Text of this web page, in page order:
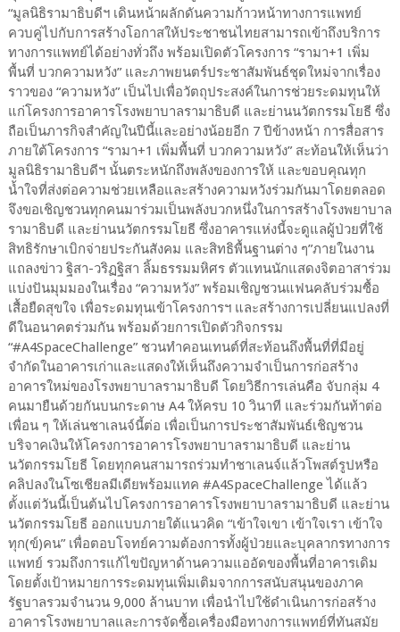
“มูลนิธิรามาธิบดีฯ เดินหน้าผลักดันความก้าวหน้าทางการแพทย์
ควบคู่ไปกับการสร้างโอกาสให้ประชาชนไทยสามารถเข้าถึงบริการ
ทางการแพทย์ได้อย่างทั่วถึง พร้อมเปิดตัวโครงการ “รามา+1 เพิ่ม
พื้นที่ บวกความหวัง” และภาพยนตร์ประชาสัมพันธ์ชุดใหม่จากเรื่อง
ราวของ “ความหวัง” เป็นไปเพื่อวัตถุประสงค์ในการช่วยระดมทุนให้
แก่โครงการอาคารโรงพยาบาลรามาธิบดี และย่านนวัตกรรมโยธี ซึ่ง
ถือเป็นภารกิจสำคัญในปีนี้และอย่างน้อยอีก 7 ปีข้างหน้า การสื่อสาร
ภายใต้โครงการ “รามา+1 เพิ่มพื้นที่ บวกความหวัง” สะท้อนให้เห็นว่า
มูลนิธิรามาธิบดีฯ นั้นตระหนักถึงพลังของการให้ และขอบคุณทุก
น้ำใจที่ส่งต่อความช่วยเหลือและสร้างความหวังร่วมกันมาโดยตลอด
จึงขอเชิญชวนทุกคนมาร่วมเป็นพลังบวกหนึ่งในการสร้างโรงพยาบาล
รามาธิบดี และย่านนวัตกรรมโยธี ซึ่งอาคารแห่งนี้จะดูแลผู้ป่วยที่ใช้
สิทธิรักษาเบิกจ่ายประกันสังคม และสิทธิพื้นฐานต่าง ๆ”ภายในงาน
แถลงข่าว ฐิสา-วริฏฐิสา ลิ้มธรรมมหิศร ตัวแทนนักแสดงจิตอาสาร่วม
แบ่งปันมุมมองในเรื่อง “ความหวัง” พร้อมเชิญชวนแฟนคลับร่วมซื้อ
เสื้อยืดสุขใจ เพื่อระดมทุนเข้าโครงการฯ และสร้างการเปลี่ยนแปลงที่
ดีในอนาคตร่วมกัน พร้อมด้วยการเปิดตัวกิจกรรม
“#A4SpaceChallenge” ชวนทำคอนเทนต์ที่สะท้อนถึงพื้นที่ที่มีอยู่
จำกัดในอาคารเก่าและแสดงให้เห็นถึงความจำเป็นการก่อสร้าง
อาคารใหม่ของโรงพยาบาลรามาธิบดี โดยวิธีการเล่นคือ จับกลุ่ม 4
คนมายืนด้วยกันบนกระดาษ A4 ให้ครบ 10 วินาที และร่วมกันท้าต่อ
เพื่อน ๆ ให้เล่นชาเลนจ์นี้ต่อ เพื่อเป็นการประชาสัมพันธ์เชิญชวน
บริจาคเงินให้โครงการอาคารโรงพยาบาลรามาธิบดี และย่าน
นวัตกรรมโยธี โดยทุกคนสามารถร่วมทำชาเลนจ์แล้วโพสต์รูปหรือ
คลิปลงในโซเชียลมีเดียพร้อมแทค #A4SpaceChallenge ได้แล้ว
ตั้งแต่วันนี้เป็นต้นไปโครงการอาคารโรงพยาบาลรามาธิบดี และย่าน
นวัตกรรมโยธี ออกแบบภายใต้แนวคิด “เข้าใจเขา เข้าใจเรา เข้าใจ
ทุก(ข์)คน” เพื่อตอบโจทย์ความต้องการทั้งผู้ป่วยและบุคลากรทางการ
แพทย์ รวมถึงการแก้ไขปัญหาด้านความแออัดของพื้นที่อาคารเดิม
โดยตั้งเป้าหมายการระดมทุนเพิ่มเติมจากการสนับสนุนของภาค
รัฐบาลรวมจำนวน 9,000 ล้านบาท เพื่อนำไปใช้ดำเนินการก่อสร้าง
อาคารโรงพยาบาลและการจัดซื้อเครื่องมือทางการแพทย์ที่ทันสมัย